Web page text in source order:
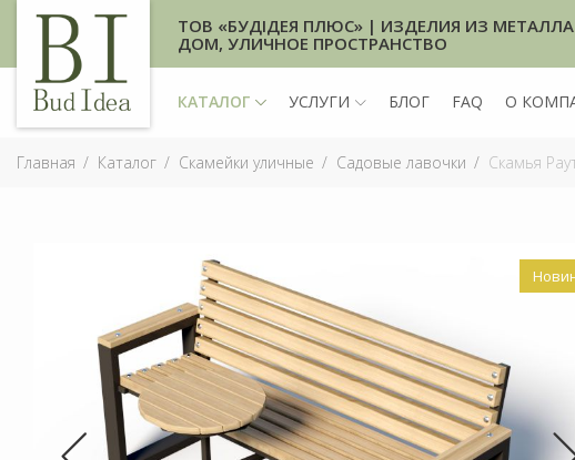
ТОВ «БУДІДЕЯ ПЛЮС» | ИЗДЕЛИЯ ИЗ
ДОМ, УЛИЧНОЕ ПРОСТРАНСТВО
КАТАЛОГ УСЛУГИ БЛОГ FAQ О
Главная Каталог Скамейки уличные Садовые лавочки Скамья